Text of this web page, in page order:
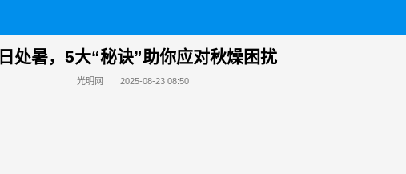
处暑，5大“秘诀”助你应对秋燥困扰
光明网 2025-08-23 08:50